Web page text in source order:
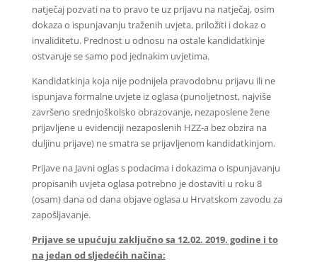
natječaj pozvati na to pravo te uz prijavu na natječaj, osim
dokaza o ispunjavanju traženih uvjeta, priložiti i dokaz o
invaliditetu. Prednost u odnosu na ostale kandidatkinje
ostvaruje se samo pod jednakim uvjetima.
Kandidatkinja koja nije podnijela pravodobnu prijavu ili ne
ispunjava formalne uvjete iz oglasa (punoljetnost, najviše
završeno srednjoškolsko obrazovanje, nezaposlene žene
prijavljene u evidenciji nezaposlenih HZZ-a bez obzira na
duljinu prijave) ne smatra se prijavljenom kandidatkinjom.
Prijave na Javni oglas s podacima i dokazima o ispunjavanju
propisanih uvjeta oglasa potrebno je dostaviti u roku 8
(osam) dana od dana objave oglasa u Hrvatskom zavodu za
zapošljavanje.
Prijave se upućuju zaključno sa 12.02. 2019. godine i to
na jedan od sljedećih načina: